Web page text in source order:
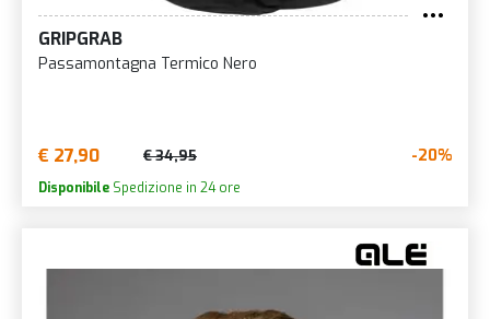
GRIPGRAB
Passamontagna Termico Nero
€ 27,90 € 34,95 -20%
Disponibile Spedizione in 24 ore